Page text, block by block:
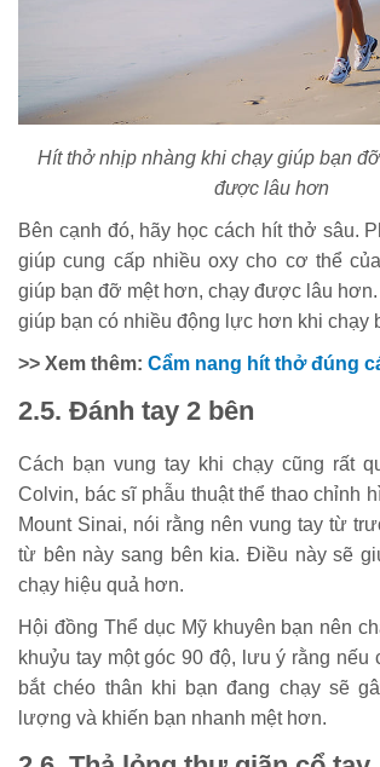
Hít thở nhịp nhàng khi chạy giúp bạn
được lâu hơn
Bên cạnh đó, hãy học cách hít thở sâu.
giúp cung cấp nhiều oxy cho cơ thể
giúp bạn đỡ mệt hơn, chạy được lâu
giúp bạn có nhiều động lực hơn khi chạy
>> Xem thêm: Cẩm nang hít thở đúng
2.5. Đánh tay 2 bên
Cách bạn vung tay khi chạy cũng rất
Colvin, bác sĩ phẫu thuật thể thao chỉnh
Mount Sinai, nói rằng nên vung tay từ
từ bên này sang bên kia. Điều này sẽ
chạy hiệu quả hơn.
Hội đồng Thể dục Mỹ khuyên bạn nên
khuỷu tay một góc 90 độ, lưu ý rằng nếu
bắt chéo thân khi bạn đang chạy sẽ
lượng và khiến bạn nhanh mệt hơn.